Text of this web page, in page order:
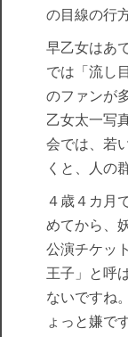
の目線の行
早乙女はあ
では「流し
のファンが
乙女太一写
会では、若
くと、人の
４歳４カ月
めてから、
公演チケッ
王子」と呼
ないですね
ょっと嫌で